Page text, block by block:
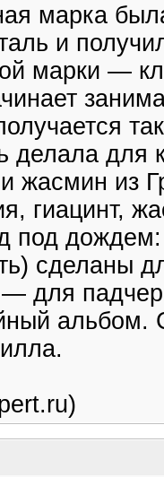
марка
и
марки —
делала для
и жасмин из
гиацинт,
под
сделаны
— для
альбом.